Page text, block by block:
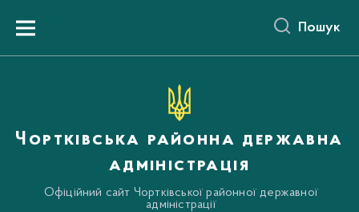
вмістуMenu Пошук
Чортківська районна державна
адміністрація
Офіційний сайт Чортківської районної державної
адміністрації